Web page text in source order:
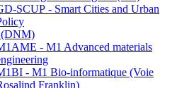
SCUP - Smart Cities and Urban
(DNM)
- M1 Advanced materials
- M1 Bio-informatique (Voie
Franklin)